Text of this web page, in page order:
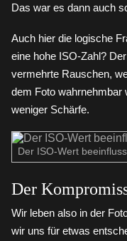
Das war es dann auch
Auch hier die logische
eine hohe ISO-Zahl?
vermehrte Rauschen,
dem Foto wahrnehmbar
weniger Schärfe.
Der ISO-Wert
Der
Wir leben also in der
wir uns für etwas